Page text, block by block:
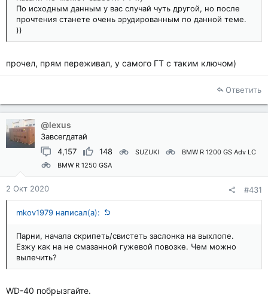
По исходным данным у вас случай чуть другой, но после
прочтения станете очень эрудированным по данной теме.
))
прочел, прям переживал, у самого ГТ с таким ключом)
Ответить
@lexus
Завсегдатай
4,157
148 SUZUKI
BMW R 1200 GS Adv LC
BMW R 1250 GSA
2 Окт 2020 #431
mkov1979 написал(а):
Парни, начала скрипеть/свистеть заслонка на выхлопе.
Езжу как на не смазанной гужевой повозке. Чем можно
вылечить?
WD-40 побрызгайте.